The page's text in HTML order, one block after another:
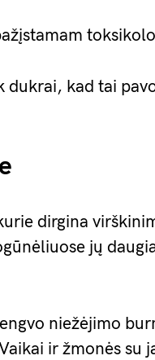
dukrai, kad tai
dirgina
jų
niežėjimo
ir žmonės su